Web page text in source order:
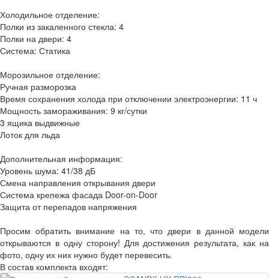
Холодильное отделение:
Полки из закаленного стекла: 4
Полки на двери: 4
Система: Статика
Морозильное отделение:
Ручная разморозка
Время сохранения холода при отключении электроэнергии: 11 ч
Мощность замораживания: 9 кг/сутки
3 ящика выдвижные
Лоток для льда
Дополнительная информация:
Уровень шума: 41/38 дБ
Смена направления открывания двери
Система крепежа фасада Door-on-Door
Защита от перепадов напряжения
Просим обратить внимание на то, что двери в данной модели
открываются в одну сторону! Для достижения результата, как на
фото, одну их них нужно будет перевесить.
В состав комплекта входят: